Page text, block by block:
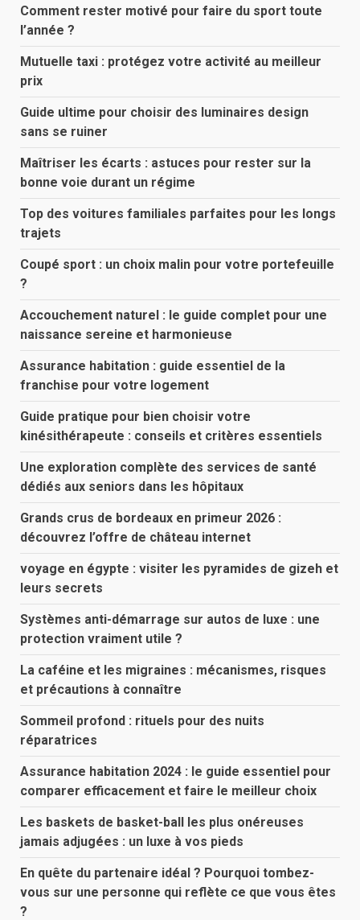
Comment rester motivé pour faire du sport toute
l’année ?
Mutuelle taxi : protégez votre activité au meilleur
prix
Guide ultime pour choisir des luminaires design
sans se ruiner
Maîtriser les écarts : astuces pour rester sur la
bonne voie durant un régime
Top des voitures familiales parfaites pour les longs
trajets
Coupé sport : un choix malin pour votre portefeuille
?
Accouchement naturel : le guide complet pour une
naissance sereine et harmonieuse
Assurance habitation : guide essentiel de la
franchise pour votre logement
Guide pratique pour bien choisir votre
kinésithérapeute : conseils et critères essentiels
Une exploration complète des services de santé
dédiés aux seniors dans les hôpitaux
Grands crus de bordeaux en primeur 2026 :
découvrez l’offre de château internet
voyage en égypte : visiter les pyramides de gizeh et
leurs secrets
Systèmes anti-démarrage sur autos de luxe : une
protection vraiment utile ?
La caféine et les migraines : mécanismes, risques
et précautions à connaître
Sommeil profond : rituels pour des nuits
réparatrices
Assurance habitation 2024 : le guide essentiel pour
comparer efficacement et faire le meilleur choix
Les baskets de basket-ball les plus onéreuses
jamais adjugées : un luxe à vos pieds
En quête du partenaire idéal ? Pourquoi tombez-
vous sur une personne qui reflète ce que vous êtes
?